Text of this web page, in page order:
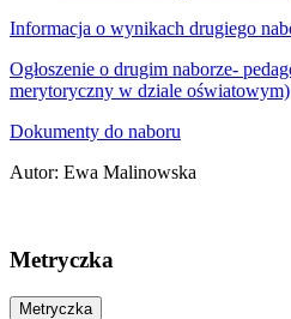
Informacja o wynikach drugiego
Ogłoszenie o drugim naborze-
merytoryczny w dziale oświatowym)
Dokumenty do naboru
Autor: Ewa Malinowska
Metryczka
Metryczka